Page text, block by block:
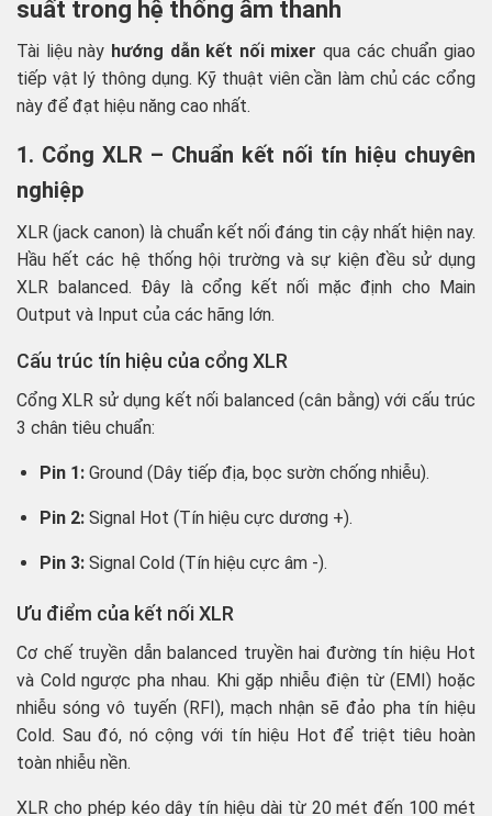
suất trong hệ thống âm thanh
Tài liệu này hướng dẫn kết nối mixer qua các chuẩn giao
tiếp vật lý thông dụng. Kỹ thuật viên cần làm chủ các cổng
này để đạt hiệu năng cao nhất.
1. Cổng XLR – Chuẩn kết nối tín hiệu chuyên
nghiệp
XLR (jack canon) là chuẩn kết nối đáng tin cậy nhất hiện nay.
Hầu hết các hệ thống hội trường và sự kiện đều sử dụng
XLR balanced. Đây là cổng kết nối mặc định cho Main
Output và Input của các hãng lớn.
Cấu trúc tín hiệu của cổng XLR
Cổng XLR sử dụng kết nối balanced (cân bằng) với cấu trúc
3 chân tiêu chuẩn:
Pin 1:Ground (Dây tiếp địa, bọc sườn chống nhiễu).
Pin 2:Signal Hot (Tín hiệu cực dương +).
Pin 3:Signal Cold (Tín hiệu cực âm -).
Ưu điểm của kết nối XLR
Cơ chế truyền dẫn balanced truyền hai đường tín hiệu Hot
và Cold ngược pha nhau. Khi gặp nhiễu điện từ (EMI) hoặc
nhiễu sóng vô tuyến (RFI), mạch nhận sẽ đảo pha tín hiệu
Cold. Sau đó, nó cộng với tín hiệu Hot để triệt tiêu hoàn
toàn nhiễu nền.
XLR cho phép kéo dây tín hiệu dài từ 20 mét đến 100 mét